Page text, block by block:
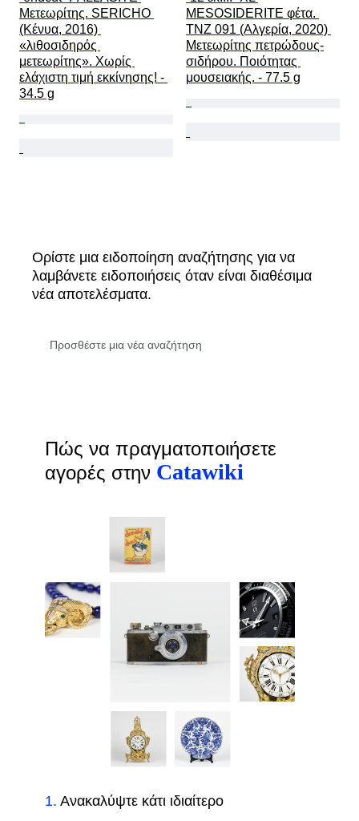
Μετεωρίτης. SERICHO
(Κένυα, 2016)
«λιθοσιδηρός
μετεωρίτης». Χωρίς
ελάχιστη τιμή εκκίνησης! -
34.5 g
MESOSIDERITE φέτα.
TNZ 091 (Αλγερία, 2020)
Μετεωρίτης πετρώδους-
σιδήρου. Ποιότητας
μουσειακής. - 77.5 g
Ορίστε μια ειδοποίηση αναζήτησης για να
λαμβάνετε ειδοποιήσεις όταν είναι διαθέσιμα
νέα αποτελέσματα.
Πώς να πραγματοποιήσετε
αγορές στην Catawiki
1. Ανακαλύψτε κάτι ιδιαίτερο